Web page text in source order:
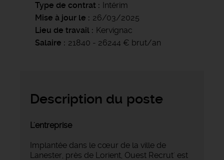
Type de contrat
Intérim
Mise à jour le
26/03/2025
Lieu de travail
Kervignac
Salaire
21840 - 26244 € brut/an
Description du poste
L'entreprise
Implantée dans le cœur de la ville de
Lanester, près de Lorient, Ouest Recrut' est